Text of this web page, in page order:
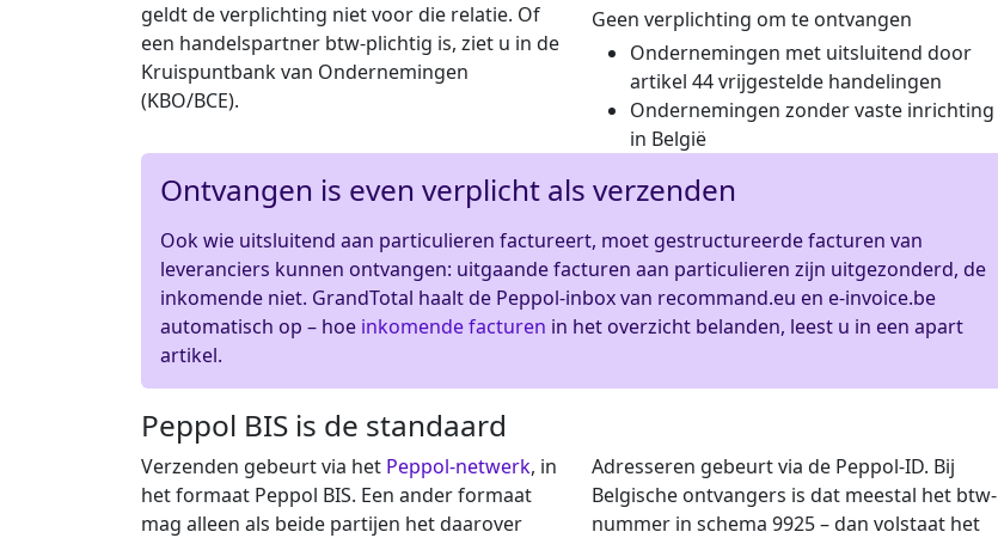
geldt de verplichting niet voor die relatie. Of
een handelspartner btw-plichtig is, ziet u in de
Kruispuntbank van Ondernemingen
(KBO/BCE).
Geen verplichting om te ontvangen
Ondernemingen met uitsluitend door
artikel 44 vrijgestelde handelingen
Ondernemingen zonder vaste inrichting
in België
Ontvangen is even verplicht als verzenden
Ook wie uitsluitend aan particulieren factureert, moet gestructureerde facturen van
leveranciers kunnen ontvangen: uitgaande facturen aan particulieren zijn uitgezonderd, de
inkomende niet. GrandTotal haalt de Peppol-inbox van recommand.eu en e-invoice.be
automatisch op – hoe inkomende facturen in het overzicht belanden, leest u in een apart
artikel.
Peppol BIS is de standaard
Verzenden gebeurt via het Peppol-netwerk, in
het formaat Peppol BIS. Een ander formaat
mag alleen als beide partijen het daarover
Adresseren gebeurt via de Peppol-ID. Bij
Belgische ontvangers is dat meestal het btw-
nummer in schema 9925 – dan volstaat het